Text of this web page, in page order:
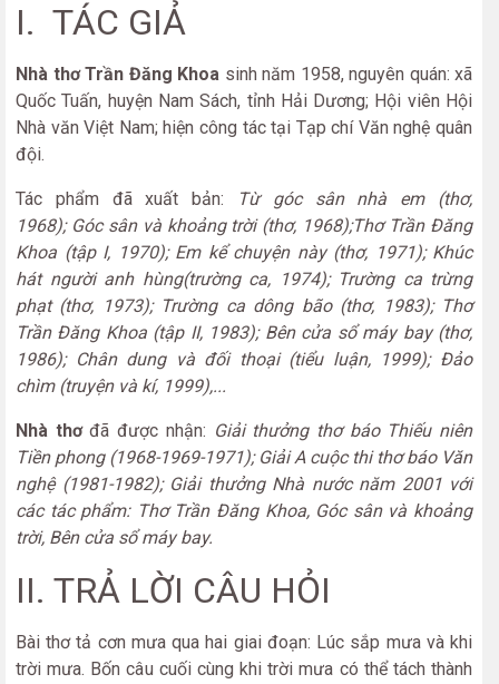
I. TÁC GIẢ
Nhà thơ Trần Đăng Khoa sinh năm 1958, nguyên quán: xã
Quốc Tuấn, huyện Nam Sách, tỉnh Hải Dương; Hội viên Hội
Nhà văn Việt Nam; hiện công tác tại Tạp chí Văn nghệ quân
đội.
Tác phẩm đã xuất bản:
Từ góc sân nhà em (thơ,
1968); Góc sân và khoảng trời (thơ, 1968);Thơ Trần Đăng
Khoa (tập I, 1970); Em kể chuyện này (thơ, 1971); Khúc
hát người anh hùng(trường ca, 1974); Trường ca trừng
phạt (thơ, 1973); Trường ca dông bão (thơ, 1983); Thơ
Trần Đăng Khoa (tập II, 1983); Bên cửa sổ máy bay (thơ,
1986); Chân dung và đối thoại (tiểu luận, 1999); Đảo
chìm (truyện và kí, 1999),...
Nhà thơđã được nhận: Giải thưởng thơ báo Thiếu niên
Tiền phong (1968-1969-1971); Giải A cuộc thi thơ báo Văn
nghệ (1981-1982); Giải thưởng Nhà nước năm 2001 với
các tác phẩm: Thơ Trần Đăng Khoa, Góc sân và khoảng
trời, Bên cửa sổ máy bay.
II. TRẢ LỜI CÂU HỎI
Bài thơ tả cơn mưa qua hai giai đoạn: Lúc sắp mưa và khi
trời mưa. Bốn câu cuối cùng khi trời mưa có thể tách thành